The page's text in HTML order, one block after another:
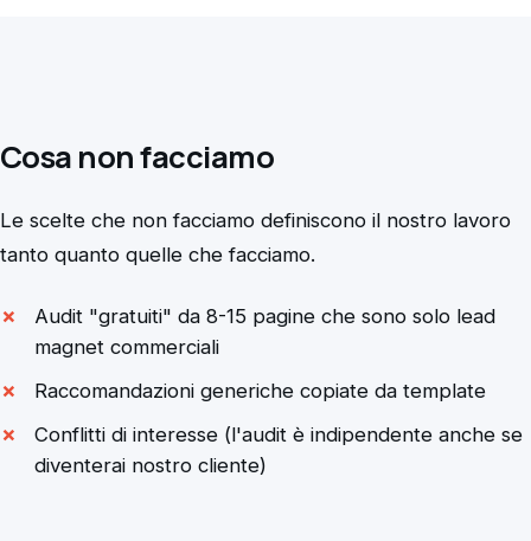
Cosa non facciamo
Le scelte che non facciamo definiscono il nostro lavoro
tanto quanto quelle che facciamo.
Audit "gratuiti" da 8-15 pagine che sono solo lead
magnet commerciali
Raccomandazioni generiche copiate da template
Conflitti di interesse (l'audit è indipendente anche se
diventerai nostro cliente)